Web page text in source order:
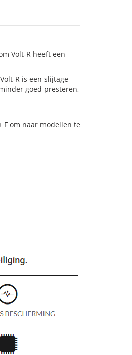
Volt-R heeft een
R is een slijtage
goed presteren,
F om naar modellen te